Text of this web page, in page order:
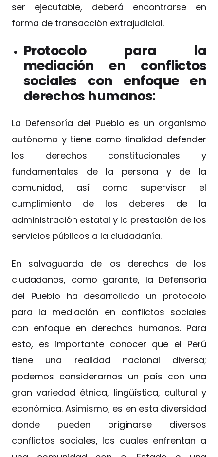
ser ejecutable, deberá encontrarse en
forma de transacción extrajudicial.
Protocolo para la
mediación en conflictos
sociales con enfoque en
derechos humanos:
La Defensoría del Pueblo es un organismo
autónomo y tiene como finalidad defender
los derechos constitucionales y
fundamentales de la persona y de la
comunidad, así como supervisar el
cumplimiento de los deberes de la
administración estatal y la prestación de los
servicios públicos a la ciudadanía.
En salvaguarda de los derechos de los
ciudadanos, como garante, la Defensoría
del Pueblo ha desarrollado un protocolo
para la mediación en conflictos sociales
con enfoque en derechos humanos. Para
esto, es importante conocer que el Perú
tiene una realidad nacional diversa;
podemos considerarnos un país con una
gran variedad étnica, lingüística, cultural y
económica. Asimismo, es en esta diversidad
donde pueden originarse diversos
conflictos sociales, los cuales enfrentan a